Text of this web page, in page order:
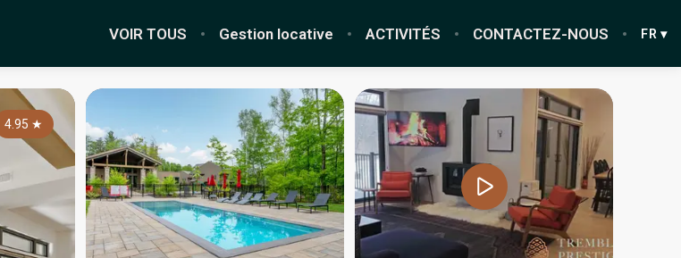
VOIR TOUS Gestion locative ACTIVITÉS CONTACTEZ-NOUS FR ▾
4.95 ★